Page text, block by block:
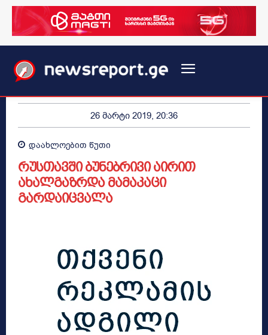
26 მარტი 2019, 20:36
დაახლოებით წუთი
რუსთავში ბუნებრივი აირით
ახალგაზრდა მამაკაცი
გარდაიცვალა